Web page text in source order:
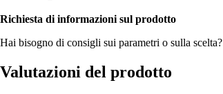
Richiesta di informazioni sul prodotto
Hai bisogno di consigli sui parametri o sulla scelta?
Valutazioni del prodotto